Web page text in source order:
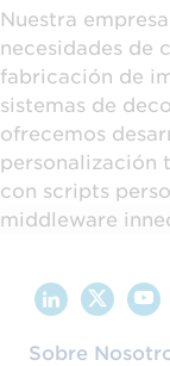
Nuestra
necesidades de
fabricación de
sistemas de
ofrecemos
personalización
con scripts
middleware
Sobre